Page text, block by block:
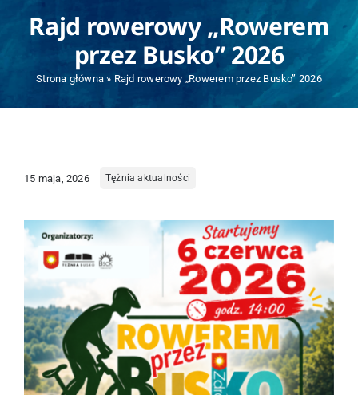
Wydarzenia
Centrum Informacji Turystycznej
Kompleks Tężnia
Edukacja
O nas
Kontakt
Rajd rowerowy „Rowerem
przez Busko” 2026
Strona główna » Rajd rowerowy „Rowerem przez Busko” 2026
15 maja, 2026 Tężnia aktualności